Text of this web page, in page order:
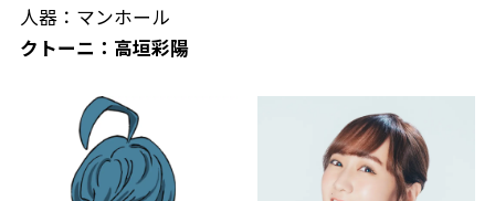
人器：マンホール
クトーニ：高垣彩陽